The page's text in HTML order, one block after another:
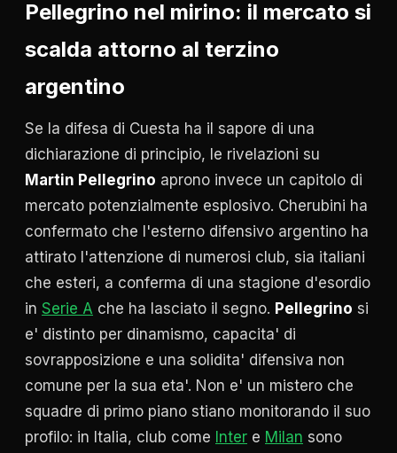
Pellegrino nel mirino: il mercato si
scalda attorno al terzino
argentino
Se la difesa di Cuesta ha il sapore di una
dichiarazione di principio, le rivelazioni su
Martin Pellegrino aprono invece un capitolo di
mercato potenzialmente esplosivo. Cherubini ha
confermato che l'esterno difensivo argentino ha
attirato l'attenzione di numerosi club, sia italiani
che esteri, a conferma di una stagione d'esordio
in Serie A che ha lasciato il segno. Pellegrino si
e' distinto per dinamismo, capacita' di
sovrapposizione e una solidita' difensiva non
comune per la sua eta'. Non e' un mistero che
squadre di primo piano stiano monitorando il suo
profilo: in Italia, club come Inter e Milan sono